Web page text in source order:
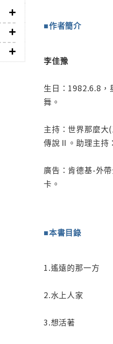
■作者簡介
李佳豫
生日：1982.6.8，
舞。
主持：世界那麼
傳說Ⅱ。助理主持
廣告：肯德基-外
卡。
■本書目錄
1.遙遠的那一方
2.水上人家
3.想活著